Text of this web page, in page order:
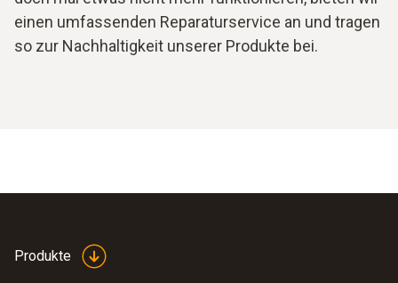
einen umfassenden Reparaturservice an und tragen
so zur Nachhaltigkeit unserer Produkte bei.
Produkte